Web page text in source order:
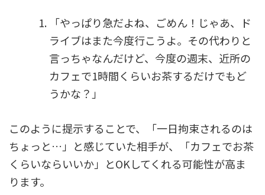
「やっぱり急だよね、ごめん！じゃあ、ド
ライブはまた今度行こうよ。その代わりと
言っちゃなんだけど、今度の週末、近所の
カフェで1時間くらいお茶するだけでもど
うかな？」
このように提示することで、「一日拘束されるのは
ちょっと…」と感じていた相手が、「カフェでお茶
くらいならいいか」とOKしてくれる可能性が高ま
ります。